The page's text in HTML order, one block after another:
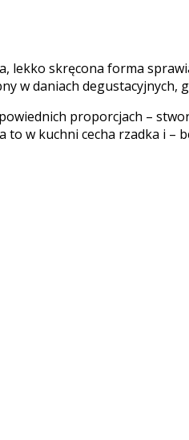
lekko skręcona forma
daniach degustacyjnych,
proporcjach –
w kuchni cecha rzadka i –